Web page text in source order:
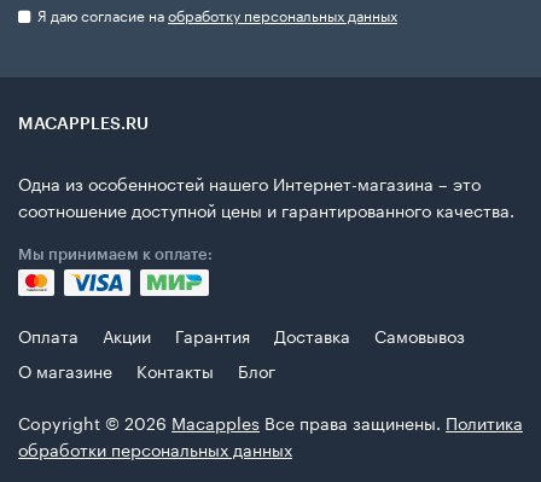
Я даю согласие наобработку персональных данных
MACAPPLES.RU
Одна из особенностей нашего Интернет-магазина – это
соотношение доступной цены и гарантированного качества.
Мы принимаем к оплате:
Оплата Акции Гарантия Доставка
Самовывоз
О магазине
Контакты
Блог
Copyright © 2026 Macapples Все права защинены. Политика
обработки персональных данных